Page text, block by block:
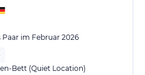
durchweg aufmerksam und
Aufenthalt noch…
Paar im Februar 2026
Bett (Quiet Location)